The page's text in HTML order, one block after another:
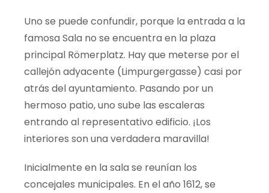
Uno se puede confundir, porque la entrada a la
famosa Sala no se encuentra en la plaza
principal Römerplatz. Hay que meterse por el
callejón adyacente (Limpurgergasse) casi por
atrás del ayuntamiento. Pasando por un
hermoso patio, uno sube las escaleras
entrando al representativo edificio. ¡Los
interiores son una verdadera maravilla!
Inicialmente en la sala se reunían los
concejales municipales. En el año 1612, se